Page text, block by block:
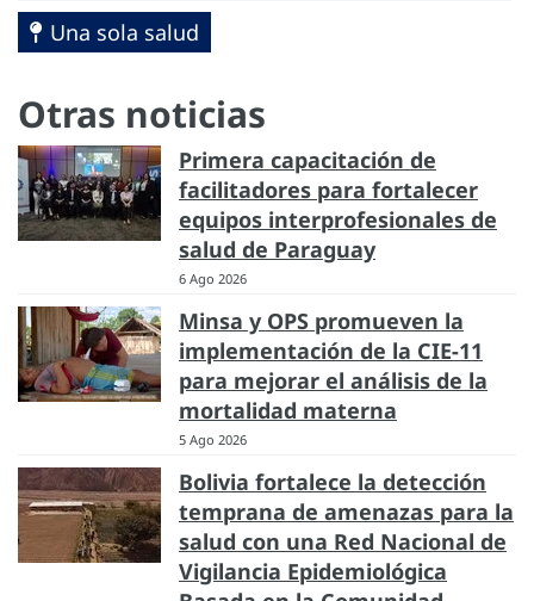
Una sola salud
Otras noticias
Primera capacitación de
facilitadores para fortalecer
equipos interprofesionales de
salud de Paraguay
6 Ago 2026
Minsa y OPS promueven la
implementación de la CIE-11
para mejorar el análisis de la
mortalidad materna
5 Ago 2026
Bolivia fortalece la detección
temprana de amenazas para la
salud con una Red Nacional de
Vigilancia Epidemiológica